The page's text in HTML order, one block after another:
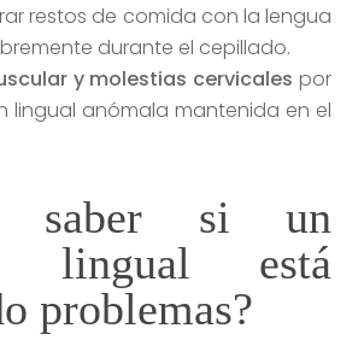
restos de comida con la lengua
durante el cepillado.
y molestias cervicales por
lingual anómala mantenida en el
saber si un
lingual está
problemas?